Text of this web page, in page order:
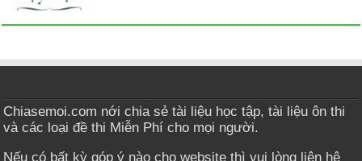
Chiasemoi.com nới chia sẻ tài liệu học tập, tài liệu ôn thi
và các loại đề thi Miễn Phí cho mọi người.
Nếu có bất kỳ góp ý nào cho website thì vui lòng liên hệ